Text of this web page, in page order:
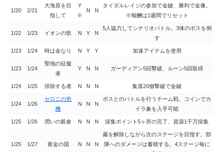
1/20 2/21
大海原を目
指して
Y
※
N N
タイダルレイジの参加で金鍵、勝利で金像。
※報酬は1週間でリセット
1/22 1/23 イオンの歌 N Y N
5人協力してシナリオバトル。3体のボスを倒
す
1/23 1/24 時は金なり N Y Y 加速アイテムを使用
1/23 1/24
聖地の征服
者
Y N N ガーディアン5回撃破、ルーン5回取得
1/24 1/25 排除する者 N N N 集落20個撃破で金鍵
1/24 1/26
セロニの危
機
N N N
ボスとのバトルを行うチーム戦、コインでカ
イラ象を入手可能
1/25 1/26 潤いの穀倉 N N N 採集ポイント5ヶ所の完了、資源1千万採集
1/25 1/27 黄金の国 N N N
霧を解除しながら次のステージを目指す。部
隊へのダメージは蓄積する。4ステージ毎に